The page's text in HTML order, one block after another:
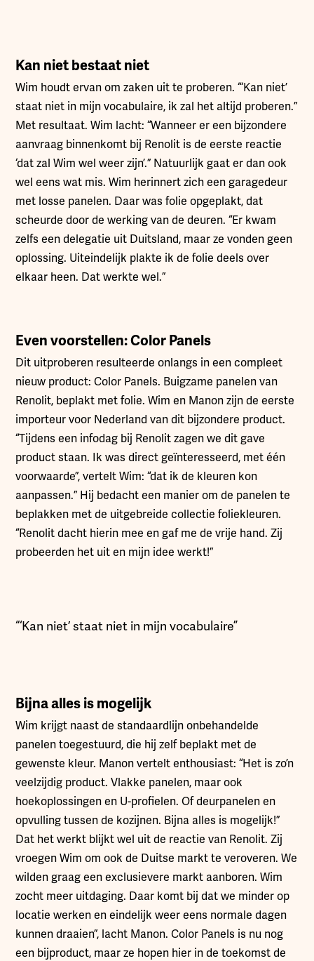
Kan niet bestaat niet
Wim houdt ervan om zaken uit te proberen. “‘Kan niet’
staat niet in mijn vocabulaire, ik zal het altijd proberen.”
Met resultaat. Wim lacht: “Wanneer er een bijzondere
aanvraag binnenkomt bij Renolit is de eerste reactie
‘dat zal Wim wel weer zijn’.” Natuurlijk gaat er dan ook
wel eens wat mis. Wim herinnert zich een garagedeur
met losse panelen. Daar was folie opgeplakt, dat
scheurde door de werking van de deuren. “Er kwam
zelfs een delegatie uit Duitsland, maar ze vonden geen
oplossing. Uiteindelijk plakte ik de folie deels over
elkaar heen. Dat werkte wel.”
Even voorstellen: Color Panels
Dit uitproberen resulteerde onlangs in een compleet
nieuw product: Color Panels. Buigzame panelen van
Renolit, beplakt met folie. Wim en Manon zijn de eerste
importeur voor Nederland van dit bijzondere product.
“Tijdens een infodag bij Renolit zagen we dit gave
product staan. Ik was direct geïnteresseerd, met één
voorwaarde”, vertelt Wim: “dat ik de kleuren kon
aanpassen.” Hij bedacht een manier om de panelen te
beplakken met de uitgebreide collectie foliekleuren.
“Renolit dacht hierin mee en gaf me de vrije hand. Zij
probeerden het uit en mijn idee werkt!”
“‘Kan niet’ staat niet in mijn vocabulaire”
Bijna alles is mogelijk
Wim krijgt naast de standaardlijn onbehandelde
panelen toegestuurd, die hij zelf beplakt met de
gewenste kleur. Manon vertelt enthousiast: “Het is zo’n
veelzijdig product. Vlakke panelen, maar ook
hoekoplossingen en U-profielen. Of deurpanelen en
opvulling tussen de kozijnen. Bijna alles is mogelijk!”
Dat het werkt blijkt wel uit de reactie van Renolit. Zij
vroegen Wim om ook de Duitse markt te veroveren. We
wilden graag een exclusievere markt aanboren. Wim
zocht meer uitdaging. Daar komt bij dat we minder op
locatie werken en eindelijk weer eens normale dagen
kunnen draaien”, lacht Manon. Color Panels is nu nog
een bijproduct, maar ze hopen hier in de toekomst de